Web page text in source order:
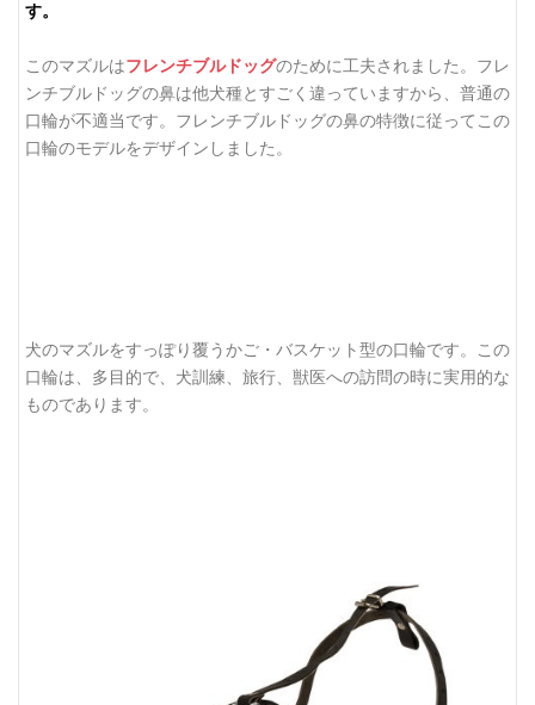
す。
このマズルはフレンチブルドッグのために工夫されました。フレ
ンチブルドッグの鼻は他犬種とすごく違っていますから、普通の
口輪が不適当です。フレンチブルドッグの鼻の特徴に従ってこの
口輪のモデルをデザインしました。
犬のマズルをすっぽり覆うかご・バスケット型の口輪です。この
口輪は、多目的で、犬訓練、旅行、獣医への訪問の時に実用的な
ものであります。